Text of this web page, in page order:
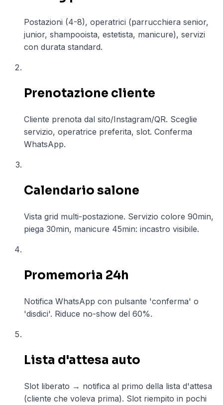
Postazioni (4-8), operatrici (parrucchiera senior,
junior, shampooista, estetista, manicure), servizi
con durata standard.
Prenotazione cliente
Cliente prenota dal sito/Instagram/QR. Sceglie
servizio, operatrice preferita, slot. Conferma
WhatsApp.
Calendario salone
Vista grid multi-postazione. Servizio colore 90min,
piega 30min, manicure 45min: incastro visibile.
Promemoria 24h
Notifica WhatsApp con pulsante 'conferma' o
'disdici'. Riduce no-show del 60%.
Lista d'attesa auto
Slot liberato → notifica al primo della lista d'attesa
(cliente che voleva prima). Slot riempito in pochi